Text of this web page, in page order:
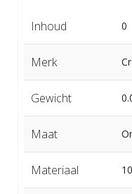
Inhoud 0
Merk
Gewicht
Maat
Materiaal